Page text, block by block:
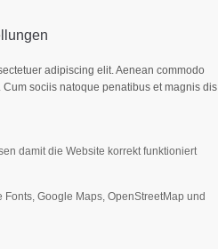
Cybersteel Inc.
+44 1234 567 890
adipiscing elit. Aenean commodo
Cum sociis natoque penatibus et magnis dis
damit die Website korrekt funktioniert
Google Maps, OpenStreetMap und